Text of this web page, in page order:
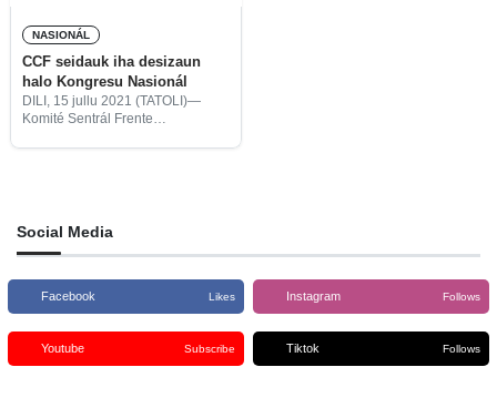
NASIONÁL
CCF seidauk iha desizaun
halo Kongresu Nasionál
DILI, 15 jullu 2021 (TATOLI)—
Komité Sentrál Frente
hosi propagasaun surtu
Social Media
Facebook Likes Instagram Follows
Youtube Subscribe Tiktok Follows